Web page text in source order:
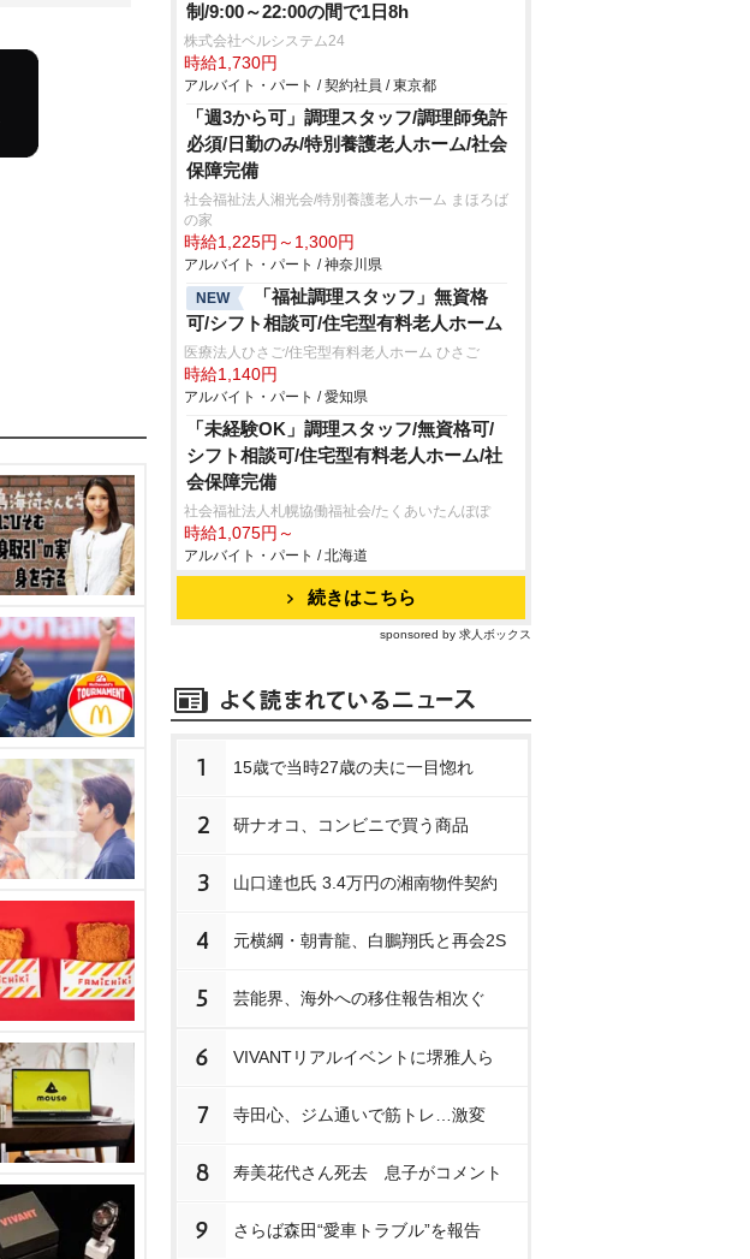
制/9:00～22:00の間で1日8h
株式会社ベルシステム24
時給1,730円
アルバイト・パート / 契約社員 / 東京都
「週3から可」調理スタッフ/調理師免許
必須/日勤のみ/特別養護老人ホーム/社会
保障完備
社会福祉法人湘光会/特別養護老人ホーム まほろば
の家
時給1,225円～1,300円
アルバイト・パート / 神奈川県
NEW
「福祉調理スタッフ」無資格
可/シフト相談可/住宅型有料老人ホーム
医療法人ひさご/住宅型有料老人ホーム ひさご
時給1,140円
アルバイト・パート / 愛知県
「未経験OK」調理スタッフ/無資格可/
シフト相談可/住宅型有料老人ホーム/社
会保障完備
社会福祉法人札幌協働福祉会/たくあいたんぽぽ
時給1,075円～
アルバイト・パート / 北海道
続きはこちら
sponsored by 求人ボックス
1 15歳で当時27歳の夫に一目惚れ
2 研ナオコ、コンビニで買う商品
3 山口達也氏 3.4万円の湘南物件契約
4 元横綱・朝青龍、白鵬翔氏と再会2S
5 芸能界、海外への移住報告相次ぐ
6 VIVANTリアルイベントに堺雅人ら
7 寺田心、ジム通いで筋トレ…激変
8 寿美花代さん死去 息子がコメント
9 さらば森田“愛車トラブル”を報告